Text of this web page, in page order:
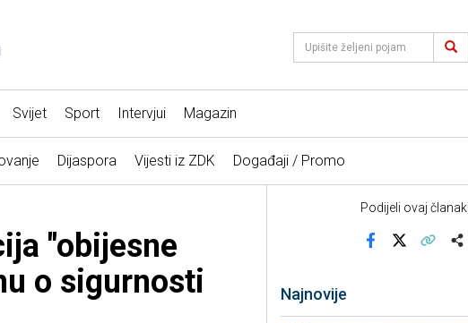
Svijet Sport Intervjui Magazin
Dijaspora Vijesti iz ZDK Događaji / Promo
"obijesne
o sigurnosti
Podijeli ovaj članak
Najnovije